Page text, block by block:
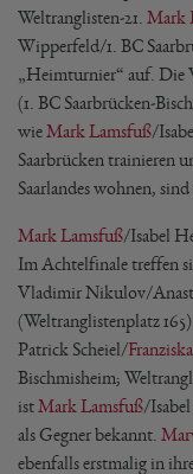
Weltranglisten-21. Mark
Wipperfeld/1. BC
„Heimturnier“ auf. Die
(1. BC Saarbrücken-
wieMark Lamsfuß/
Saarbrücken trainieren
Saarlandes wohnen,
Mark Lamsfuß/Isabel
Im Achtelfinale treffen
Vladimir Nikulov/
(Weltranglistenplatz
Patrick Scheiel/
Bischmisheim;
istMark Lamsfuß/
als Gegner bekannt.
ebenfalls erstmalig in